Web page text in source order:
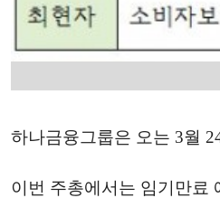
하나금융그룹은 오는 3월
이번 주총에서는 임기만료